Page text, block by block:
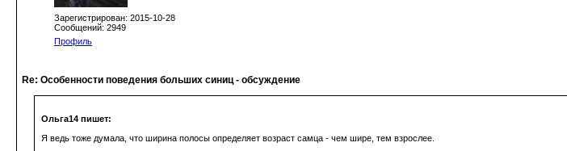
Зарегистрирован: 2015-10-28
Сообщений: 2949
Профиль
Re: Особенности поведения больших синиц - обсуждение
Ольга14 пишет:
Я ведь тоже думала, что ширина полосы определяет возраст самца - чем шире, тем взрослее.